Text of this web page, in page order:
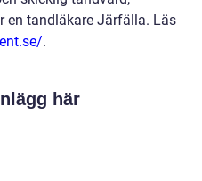
en tandläkare Järfälla. Läs
.
här